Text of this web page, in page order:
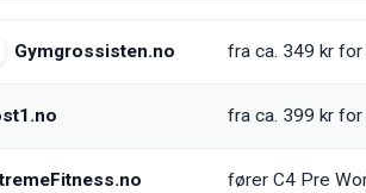
Gymgrossisten.no fra ca. 349 kr
fra ca. 399 kr
fører C4 Pre